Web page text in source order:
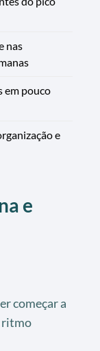
nas
em pouco
e
e
começar a
ritmo